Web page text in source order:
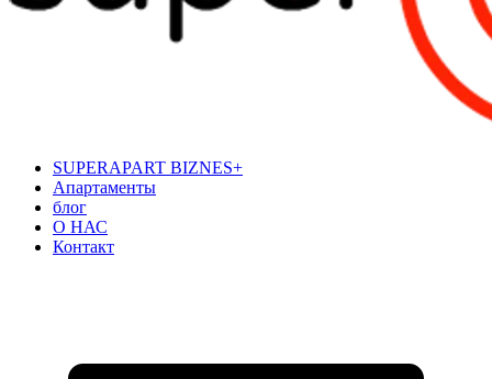
SUPERAPART BIZNES+
Апартаменты
блог
О НАС
Контакт